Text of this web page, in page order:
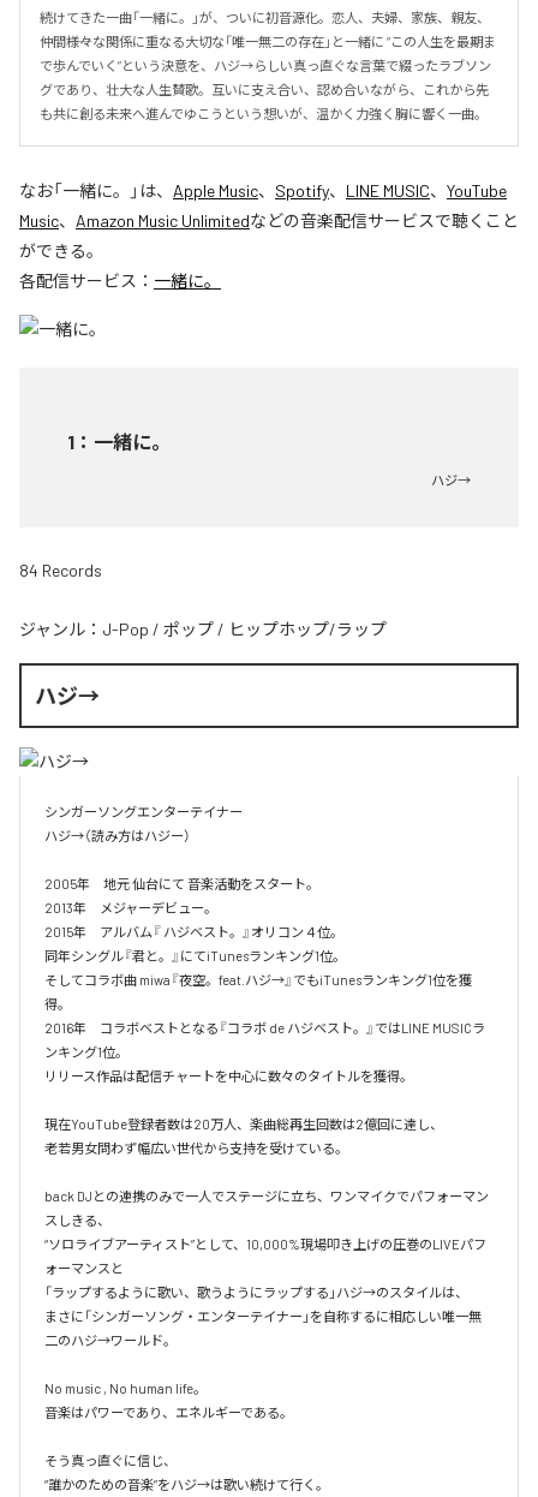
続けてきた一曲「一緒に。」が、ついに初音源化。恋人、夫婦、家族、親友、
仲間――様々な関係に重なる大切な「唯一無二の存在」と一緒に “この人生を最期ま
で歩んでいく”という決意を、ハジ→らしい真っ直ぐな言葉で綴ったラブソン
グであり、壮大な人生賛歌。互いに支え合い、認め合いながら、これから先
も共に創る未来へ進んでゆこうという想いが、温かく力強く胸に響く一曲。
なお「一緒に。 」は、 Apple Music、 Spotify、 LINE MUSIC、 YouTube
Music、 Amazon Music Unlimitedなどの音楽配信サービスで聴くこと
ができる。
各配信サービス： 一緒に。
1 ： 一緒に。
ハジ→
84 Records
ジャンル： J-Pop / ポップ / ヒップホップ/ラップ
ハジ→
シンガーソングエンターテイナー
ハジ→（読み方はハジー）
2005年　地元 仙台にて 音楽活動をスタート。
2013年　メジャーデビュー。
2015年　アルバム『 ハジベスト。』オリコン４位。
同年シングル『君と。』にてiTunesランキング1位。
そしてコラボ曲 miwa『夜空。feat.ハジ→』でもiTunesランキング1位を獲
得。
2016年　コラボベストとなる『コラボ de ハジベスト。』ではLINE MUSICラ
ンキング1位。
リリース作品は配信チャートを中心に数々のタイトルを獲得。
現在YouTube登録者数は20万人、楽曲総再生回数は2億回に達し、
老若男女問わず幅広い世代から支持を受けている。
back DJとの連携のみで一人でステージに立ち、ワンマイクでパフォーマン
スしきる、
“ソロライブアーティスト”として、10,000%現場叩き上げの圧巻のLIVEパフ
ォーマンスと
「ラップするように歌い、歌うようにラップする」ハジ→のスタイルは、
まさに「シンガーソング・エンターテイナー」を自称するに相応しい唯一無
二のハジ→ワールド。
No music , No human life。
音楽はパワーであり、エネルギーである。
そう真っ直ぐに信じ、